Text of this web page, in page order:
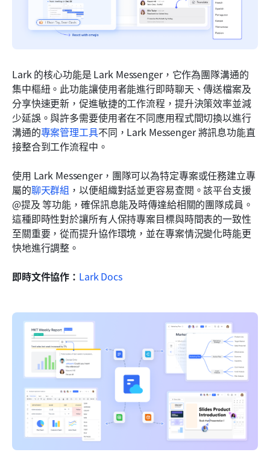
Lark 的核心功能是 Lark Messenger，它作為團隊溝通的
集中樞紐。此功能讓使用者能進行即時聊天、傳送檔案及
分享快速更新，促進敏捷的工作流程，提升決策效率並減
少延誤。與許多需要使用者在不同應用程式間切換以進行
溝通的專案管理工具不同，Lark Messenger 將訊息功能直
接整合到工作流程中。
使用 Lark Messenger，團隊可以為特定專案或任務建立專
屬的聊天群組 ，以便組織對話並更容易查閱。該平台支援
@提及 等功能，確保訊息能及時傳達給相關的團隊成員。
這種即時性對於讓所有人保持專案目標與時間表的一致性
至關重要，從而提升協作環境，並在專案情況變化時能更
快地進行調整。
即時文件協作： Lark Docs